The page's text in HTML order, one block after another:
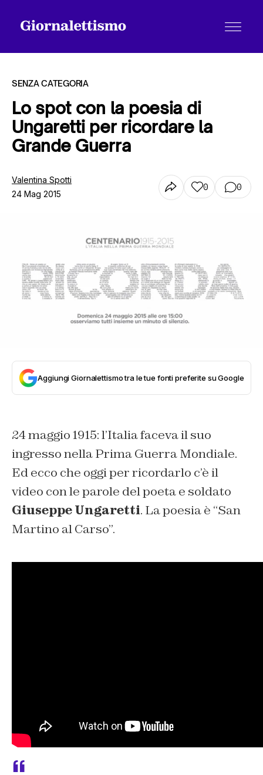
Tutti gli articoli
Chi siamo
SENZA CATEGORIA
Lo spot con la poesia di
Ungaretti per ricordare la
Grande Guerra
Valentina Spotti
24 Mag 2015
0 0
Aggiungi Giornalettismo tra le tue fonti preferite su Google
24 maggio 1915: l’Italia faceva il suo
ingresso nella Prima Guerra Mondiale.
Ed ecco che oggi per ricordarlo c’è il
video con le parole del poeta e soldato
Giuseppe Ungaretti. La poesia è “San
Martino al Carso”.